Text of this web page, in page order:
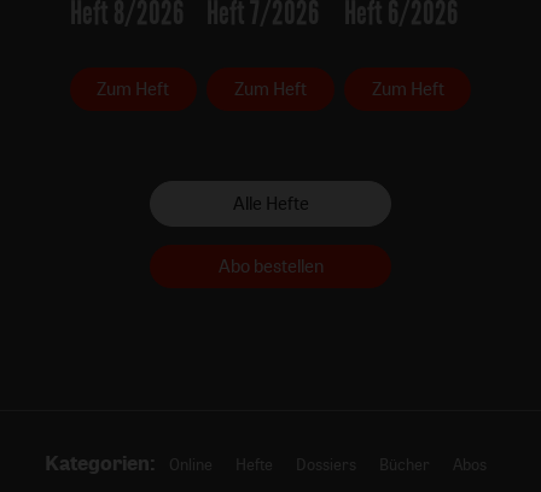
Heft 8/2026
Zum Heft
Heft 7/2026
Zum Heft
Heft 6/2026
Zum Heft
Alle Hefte
Abo bestellen
Kategorien: Online Hefte Dossiers Bücher Abos